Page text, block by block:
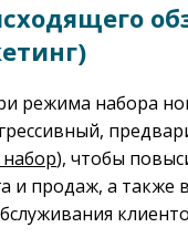
режима набора
), чтобы
и продаж, а также